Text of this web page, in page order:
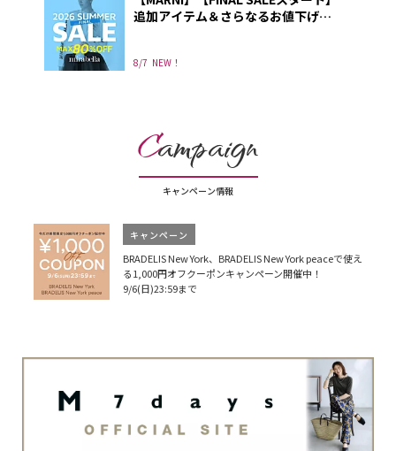
8/7 NEW！
追加アイテム＆さらなるお値下げ
Campaign
キャンペーン情報
キャンペーン
BRADELIS New York、BRADELIS New York peaceで使え
る1,000円オフクーポンキャンペーン開催中！
9/6(日)23:59まで